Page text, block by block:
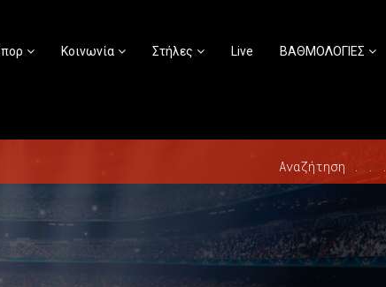
Κοινωνία Στήλες Live ΒΑΘΜΟΛΟΓΙΕΣ